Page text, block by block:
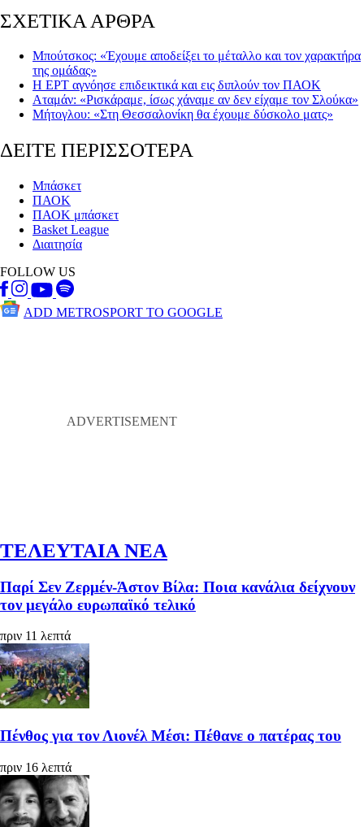
ΣΧΕΤΙΚΑ ΑΡΘΡΑ
Μπούτσκος: «Έχουμε αποδείξει το μέταλλο και τον χαρακτήρα
της ομάδας»
Η ΕΡΤ αγνόησε επιδεικτικά και εις διπλούν τον ΠΑΟΚ
Αταμάν: «Ρισκάραμε, ίσως χάναμε αν δεν είχαμε τον Σλούκα»
Μήτογλου: «Στη Θεσσαλονίκη θα έχουμε δύσκολο ματς»
ΔΕΙΤΕ ΠΕΡΙΣΣΟΤΕΡΑ
Μπάσκετ
ΠΑΟΚ
ΠΑΟΚ μπάσκετ
Basket League
Διαιτησία
FOLLOW US
ADD METROSPORT TO GOOGLE
ΤΕΛΕΥΤΑΙΑ ΝΕΑ
Παρί Σεν Ζερμέν-Άστον Βίλα: Ποια κανάλια δείχνουν
τον μεγάλο ευρωπαϊκό τελικό
πριν 11 λεπτά
Πένθος για τον Λιονέλ Μέσι: Πέθανε ο πατέρας του
πριν 16 λεπτά